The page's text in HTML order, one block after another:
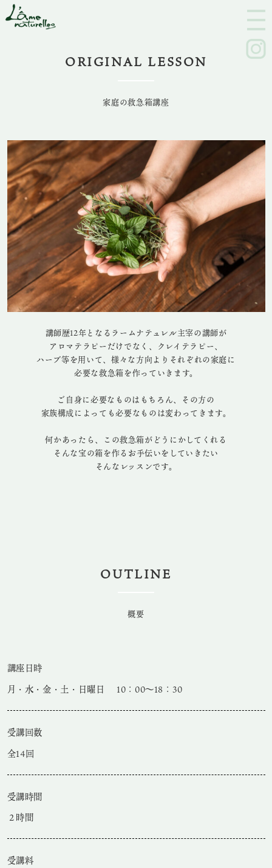
E
ORIGINAL LESSON
家庭の救急箱講座
講師歴12年となるラームナテュレル主宰の講師が
アロマテラピーだけでなく、クレイテラピー、
ハーブ等を用いて、様々な方向よりそれぞれの家庭に
必要な救急箱を作っていきます。
ご自身に必要なものはもちろん、その方の
家族構成によっても必要なものは変わってきます。
何かあったら、この救急箱がどうにかしてくれる
そんな宝の箱を作るお手伝いをしていきたい
そんなレッスンです。
OUTLINE
概要
講座日時
月・水・金・土・日曜日 10：00～18：30
受講回数
全14回
受講時間
２時間
受講料